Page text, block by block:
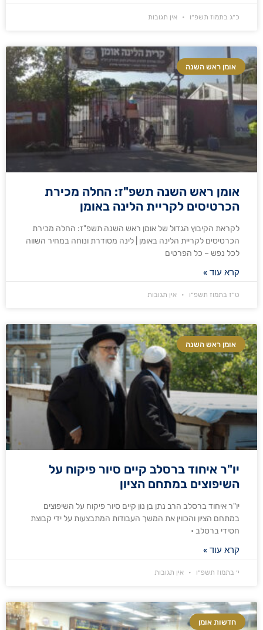
כ״ג בתמוז תשפ״ו אין תגובות
אומן ראש השנה
אומן ראש השנה תשפ"ז: החלה מכירת
הכרטיסים לקריית הלינה באומן
לקראת הקיבוץ הגדול של אומן ראש השנה תשפ"ז: החלה מכירת
הכרטיסים לקריית הלינה באומן | לינה מסודרת ונוחה במחיר השווה
לכל נפש – כל הפרטים
קרא עוד »
ט״ז בתמוז תשפ״ו אין תגובות
אומן ראש השנה
יו"ר איחוד ברסלב קיים סיור פיקוח על
השיפוצים במתחם הציון
יו"ר איחוד ברסלב הרב נתן בן נון קיים סיור פיקוח על השיפוצים
במתחם הציון והכווין את המשך העבודות המתבצעות על ידי קבוצת
חסידי ברסלב •
קרא עוד »
י׳ בתמוז תשפ״ו אין תגובות
חדשות אומן